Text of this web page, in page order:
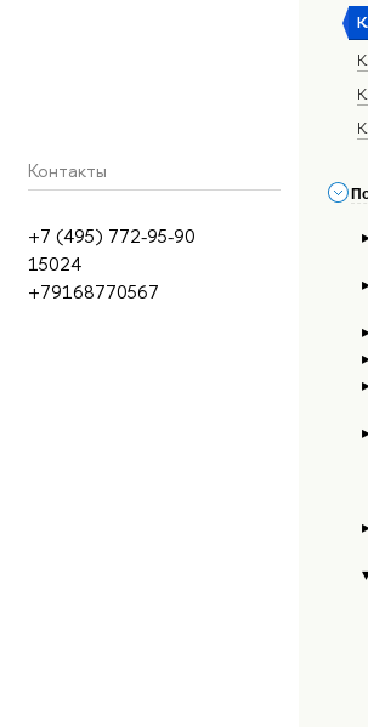
Контакты
+7 (495) 772-95-90
15024
+79168770567